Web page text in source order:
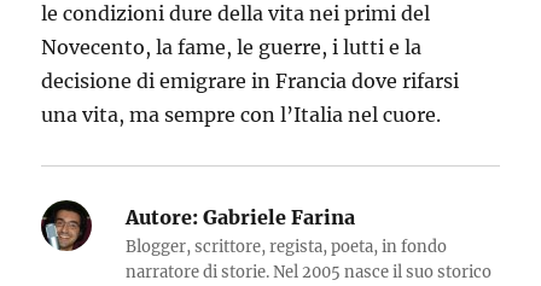
le condizioni dure della vita nei primi del
Novecento, la fame, le guerre, i lutti e la
decisione di emigrare in Francia dove rifarsi
una vita, ma sempre con l’Italia nel cuore.
Autore: Gabriele Farina
Blogger, scrittore, regista, poeta, in fondo
narratore di storie. Nel 2005 nasce il suo storico